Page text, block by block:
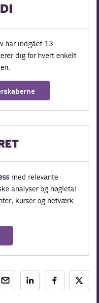
har indgået 13
dig for hvert enkelt
med relevante
analyser og nøgletal
kurser og netværk